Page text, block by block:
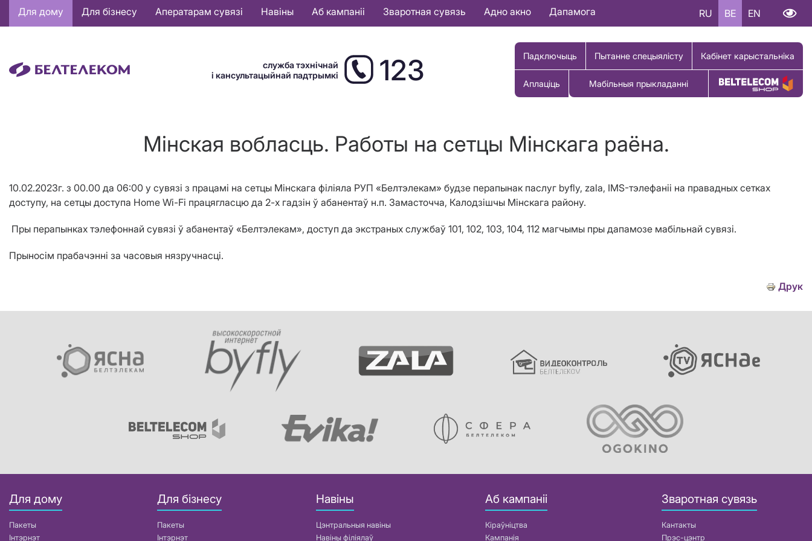
Основная
навигация
Для дому Для бізнесу Аператарам сувязі Навіны Аб кампаніі Зваротная сувязь Адно акно Дапамога RU BE EN
служба тэхнічнай
і кансультацыйнай падтрымкі
123 Падключыць Пытанне спецыялісту Кабінет карыстальніка
Аплаціць Мабільныя прыкладанні Купіць тавар
Мінская вобласць. Работы на сетцы Мінскага раёна.
10.02.2023г. з 00.00 да 06:00 у сувязі з працамі на сетцы Мінскага філіяла РУП «Белтэлекам» будзе перапынак паслуг byfly, zala, IMS-тэлефаніі на правадных сетках
доступу, на сетцы доступа Home Wi-Fi працягласцю да 2-х гадзiн ў абанентаў н.п. Замасточча, Калодзішчы Мінскага району.
Пры перапынках тэлефоннай сувязі ў абанентаў «Белтэлекам», доступ да экстраных службаў 101, 102, 103, 104, 112 магчымы пры дапамозе мабільнай сувязі.
Прыносім прабачэнні за часовыя нязручнасці.
Друк
Для дому
Пакеты
Інтэрнэт
Для бізнесу
Пакеты
Інтэрнэт
Навіны
Цэнтральныя навіны
Навіны філіялаў
Аб кампаніі
Кіраўніцтва
Кампанія
Зваротная сувязь
Кантакты
Прэс-цэнтр